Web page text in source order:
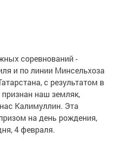
соревнований -
и по линии Минсельхоза
с результатом в
наш земляк,
Калимуллин. Эта
на день рождения,
4 февраля.